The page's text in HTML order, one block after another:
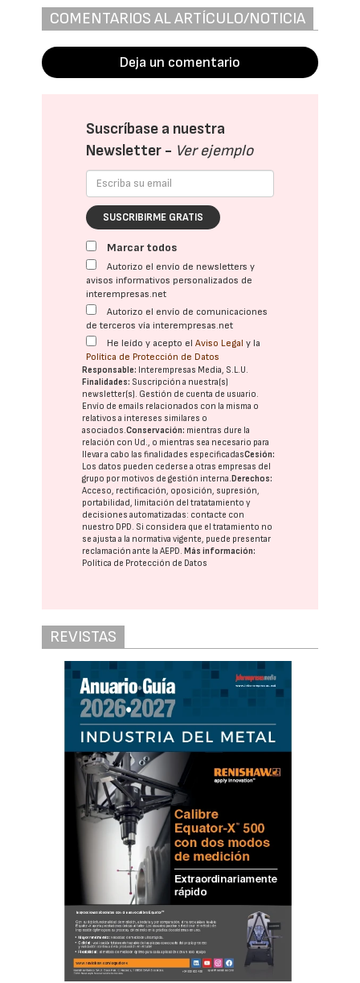
COMENTARIOS AL ARTÍCULO/NOTICIA
Deja un comentario
Suscríbase a nuestra
Newsletter - Ver ejemplo
SUSCRIBIRME GRATIS
Marcar todos
Autorizo el envío de newsletters y
avisos informativos personalizados de
interempresas.net
Autorizo el envío de comunicaciones
de terceros vía interempresas.net
He leído y acepto elAviso Legal y la
Política de Protección de Datos
Responsable: Interempresas Media, S.L.U.
Finalidades: Suscripción a nuestra(s)
newsletter(s). Gestión de cuenta de usuario.
Envío de emails relacionados con la misma o
relativos a intereses similares o
asociados.Conservación: mientras dure la
relación con Ud., o mientras sea necesario para
llevar a cabo las finalidades especificadasCesión:
Los datos pueden cederse a otras empresas del
grupo por motivos de gestión interna.Derechos:
Acceso, rectificación, oposición, supresión,
portabilidad, limitación del tratatamiento y
decisiones automatizadas: contacte con
nuestro DPD. Si considera que el tratamiento no
se ajusta a la normativa vigente, puede presentar
reclamación ante laAEPD.Más información:
Política de Protección de Datos
REVISTAS